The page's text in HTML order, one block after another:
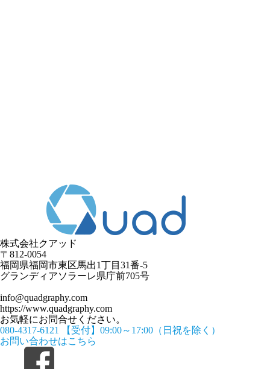
株式会社クアッド
〒812-0054
​福岡県福岡市東区馬出1丁目31番-5
グランディアソラーレ県庁前705号
info@quadgraphy.com
https://www.quadgraphy.com
お気軽にお問合せください。
080-4317-6121
【受付】09:00～17:00（日祝を除く）
お問い合わせはこちら